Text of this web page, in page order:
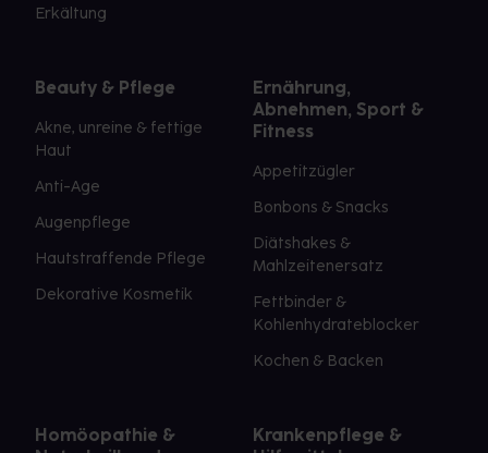
Erkältung
Beauty & Pflege
Akne, unreine & fettige
Haut
Anti-Age
Augenpflege
Hautstraffende Pflege
Dekorative Kosmetik
Ernährung,
Abnehmen, Sport &
Fitness
Appetitzügler
Bonbons & Snacks
Diätshakes &
Mahlzeitenersatz
Fettbinder &
Kohlenhydrateblocker
Kochen & Backen
Homöopathie &
Krankenpflege &